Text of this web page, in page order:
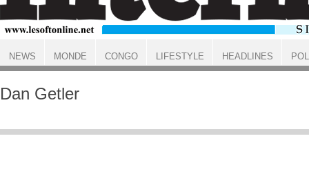
ACCUEIL
Dan Getler
NEWS MONDE CONGO LIFESTYLE HEADLINES